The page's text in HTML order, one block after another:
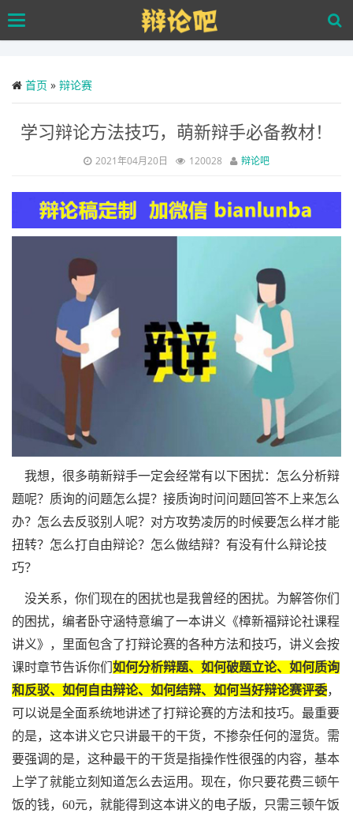
to
main
Toggle
首页 » 辩论赛
学习辩论方法技巧，萌新辩手必备教材！
2021年04月20日 120028 辩论吧
我想，很多萌新辩手一定会经常有以下困扰：怎么分析辩
题呢？质询的问题怎么提？接质询时问问题回答不上来怎么
办？怎么去反驳别人呢？对方攻势凌厉的时候要怎么样才能
扭转？怎么打自由辩论？怎么做结辩？有没有什么辩论技
巧？
没关系，你们现在的困扰也是我曾经的困扰。为解答你们
的困扰，编者卧守涵特意编了一本讲义《樟新福辩论社课程
讲义》，里面包含了打辩论赛的各种方法和技巧，讲义会按
课时章节告诉你们 如何分析辩题、如何破题立论、如何质询
和反驳、如何自由辩论、如何结辩、如何当好辩论赛评委，
可以说是全面系统地讲述了打辩论赛的方法和技巧。最重要
的是，这本讲义它只讲最干的干货，不掺杂任何的湿货。需
要强调的是， 这种最干的干货是指操作性很强的内容，基本
上学了就能立刻知道怎么去运用。现在，你只要花费三顿午
饭的钱，60元，就能得到这本讲义的电子版，只需三顿午饭